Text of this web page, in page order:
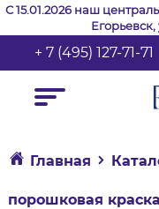
С 15.01.2026 наш
+ 7 (495) 127-71-71
Главная
порошковая краска